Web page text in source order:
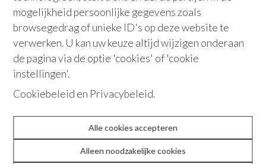
mogelijkheid persoonlijke gegevens zoals
browsegedrag of unieke ID's op deze website te
verwerken. U kan uw keuze altijd wijzigen onderaan
de pagina via de optie 'cookies' of 'cookie
instellingen'.
Cookiebeleid en Privacybeleid.
Alle cookies accepteren
Alleen noodzakelijke cookies
"Met het mooie uitzicht, de gunstige
ligging en de mogelijkheid tot renovatie,
kan dit appartement de ideale plek zijn
om jouw woondromen te realiseren."